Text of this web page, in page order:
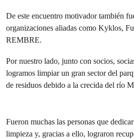
De este encuentro motivador también
organizaciones aliadas como Kyklos,
REMBRE.
Por nuestro lado, junto con socios,
logramos limpiar un gran sector del
de residuos debido a la crecida del río
Fueron muchas las personas que
limpieza y, gracias a ello, lograron